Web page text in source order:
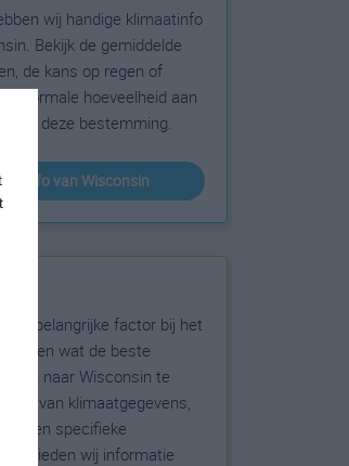
wij handige klimaatinfo
Bekijk de gemiddelde
de kans op regen of
de normale hoeveelheid aan
voor deze bestemming.
van Wisconsin
belangrijke factor bij het
weten wat de beste
om naar Wisconsin te
van klimaatgegevens,
en specifieke
bieden wij informatie